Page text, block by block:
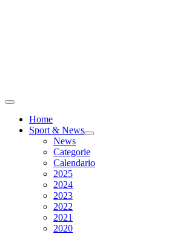
Home
Sport & News
News
Categorie
Calendario
2025
2024
2023
2022
2021
2020